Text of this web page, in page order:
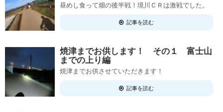
昼めし食って畑の後半戦！境川ＣＲは激戦でした。
記事を読む
焼津までお供します！ その１ 富士山
までの上り編
焼津までお供させていただきます！
記事を読む